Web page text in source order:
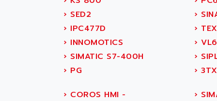
PANEL
OPERATOR PANEL
APRIL 2000
APRIL 7000
SMC50
SMC600
ABLIC
ABOUTBATTERIE
ABRACON
ABS COMPUTERS
ABS SYSTEM
ABUS
› SED2 ›
› IPC477D ›
› INNOMOTICS ›
› SIMATIC S7-400H ›
› PG ›
› COROS HMI - ›